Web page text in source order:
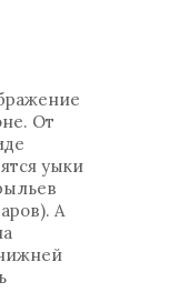
От
уыки
А